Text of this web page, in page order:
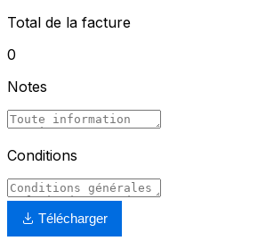
Total de la facture
0
Notes
Conditions
Télécharger